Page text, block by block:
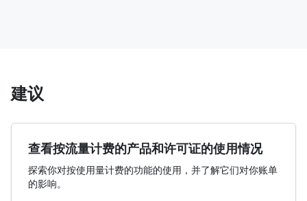
建议
查看按流量计费的产品和许可证的使用情况
探索你对按使用量计费的功能的使用，并了解它们对你账单
的影响。